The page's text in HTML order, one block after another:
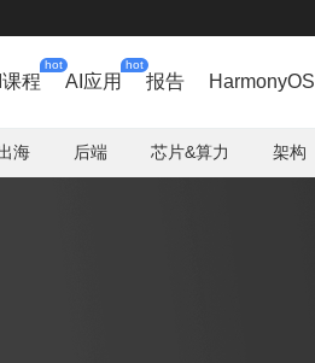
程
hot
AI应用
hot
报告 HarmonyOS
海 后端 芯片&算力 架构